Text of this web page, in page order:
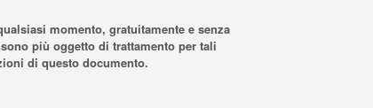
momento, gratuitamente e senza
più oggetto di trattamento per tali
di questo documento.